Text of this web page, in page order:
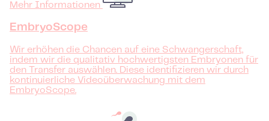
Mehr Informationen
EmbryoScope
Wir erhöhen die Chancen auf eine Schwangerschaft,
indem wir die qualitativ hochwertigsten Embryonen für
den Transfer auswählen. Diese identifizieren wir durch
kontinuierliche Videoüberwachung mit dem
EmbryoScope.